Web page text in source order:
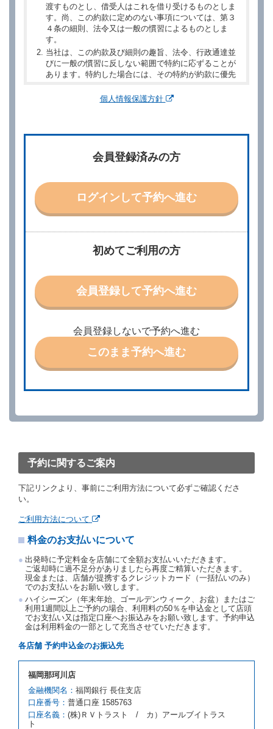
渡すものとし、借受人はこれを借り受けるものとしま
す。尚、この約款に定めのない事項については、第３
４条の細則、法令又は一般の慣習によるものとしま
す。
当社は、この約款及び細則の趣旨、法令、行政通達並
びに一般の慣習に反しない範囲で特約に応ずることが
あります。特約した場合には、その特約が約款に優先
別に定める料金表等に同意のうえ、別に定める方法に
他の借受条件（以下「借受条件」といいます。）を明
示して予約の申込みを行うことができます。なお、当
社は、電話連絡並びに電子メールによる予約に応じま
責任を負わないものとします。
当社は、借受人から予約の申込みがあったときは、原
則として、当社の保有するレンタカーの範囲内で予約
特に認める場合を除き、別に定める予約申込金を支払
うものとします。
第３条（予約の変更）
ときは、あらかじめ当社の承諾を受けなければならな
いものとします。
第４条（予約の取消し等）
ができます。
を１時間以上経過してもレンタカー貸渡契約（以下
約取消手数料を当社に支払うものとし、当社は、この
予約取消手数料の支払いがあったときは、受領済の予
約申込金を借受人に返還するものとします。
当社の都合により、予約が取り消されたとき、又は貸
約申込金を返還するものとします。
若しくは当社のいずれの責にもよらない事由により貸
たものとします。この場合、当社は受領済の予約申込
金を返還するものとします。
第５条（代替レンタカー）
当社は、借受人から予約のあった車種クラスのレンタ
カーを貸し渡すことができないときは、予約と異なる
車種クラスのレンタカー（以下「代替レンタカー」と
いいます。）の貸渡しを申し入れることができるもの
とします。
借受人が前項の申入れを承諾したときは、当社は車種
クラスを除き予約時と同一の借受条件でレンタカー提
携先の代替レンタカーを貸し渡すものとします。な
お、代替レンタカーの貸渡料金が予約された車種クラ
スの貸渡料金より高くなるときは、予約した車種クラ
スの貸渡料金によるものとし、予約された車種クラス
個人情報保護方針
初めてご利用の方
会員登録して予約へ進む
会員登録しないで予約へ進む
このまま予約へ進む
会員登録済みの方
ログインして予約へ進む
予約に関するご案内
下記リンクより、事前にご利用方法について必ずご確認くださ
い。
ご利用方法について
料金のお支払いについて
出発時に予定料金を店舗にて全額お支払いいただきます。
ご返却時に過不足分がありましたら再度ご精算いただきます。
現金または、店舗が提携するクレジットカード（一括払いのみ）
でのお支払いをお願い致します。
ハイシーズン（年末年始、ゴールデンウィーク、お盆）またはご
利用1週間以上ご予約の場合、利用料の50％を申込金として店頭
でお支払い又は指定口座へお振込みをお願い致します。予約申込
金は利用料金の一部として充当させていただきます。
各店舗 予約申込金のお振込先
福岡那珂川店
金融機関名： 福岡銀行 長住支店
口座番号： 普通口座 1585763
口座名義： (株)ＲＶトラスト / カ）アールブイトラス
ト